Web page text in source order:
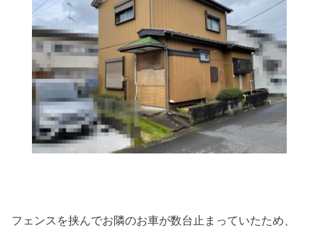
フェンスを挟んでお隣のお車が数台止まっていたため、